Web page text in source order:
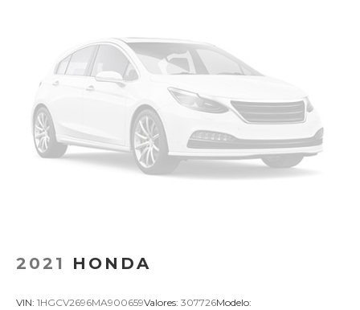
2021 HONDA
VIN: 1HGCV2696MA900659Valores: 307726Modelo: